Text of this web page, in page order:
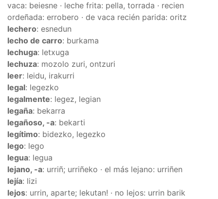
vaca: beiesne · leche frita: pella, torrada · recien
ordeñada: errobero · de vaca recién parida: oritz
lechero: esnedun
lecho de carro: burkama
lechuga: letxuga
lechuza: mozolo zuri, ontzuri
leer: leidu, irakurri
legal: legezko
legalmente: legez, legian
legaña: bekarra
legañoso, -a: bekarti
legítimo: bidezko, legezko
lego: lego
legua: legua
lejano, -a: urriñ; urriñeko · el más lejano: urriñen
lejía: lizi
lejos: urrin, aparte; lekutan! · no lejos: urrin barik